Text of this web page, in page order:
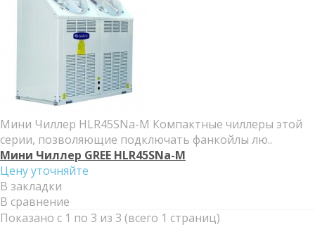
Мини Чиллер HLR45SNa-M Компактные чиллеры этой
серии, позволяющие подключать фанкойлы лю..
Мини Чиллер GREE HLR45SNa-M
Цену уточняйте
В закладки
В сравнение
Показано с 1 по 3 из 3 (всего 1 страниц)